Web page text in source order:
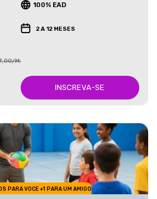
100% EAD
2 A 12 MESES
Mês
INSCREVA-SE
PARA VOCE +1 PARA UM AMIGO